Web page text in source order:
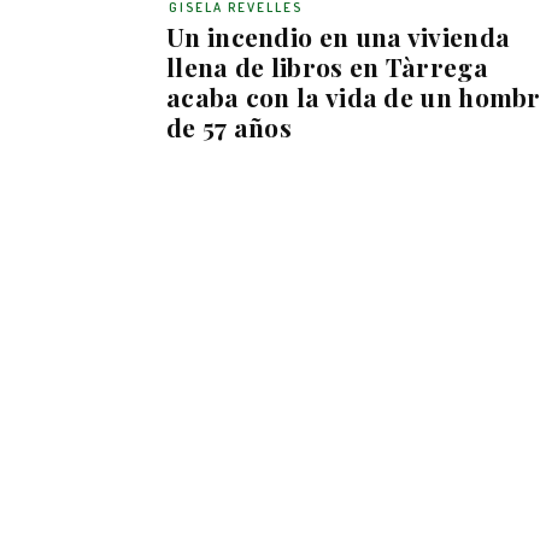
Un incendio en una vivienda
llena de libros en Tàrrega
acaba con la vida de un
de 57 años
GISELA REVELLES